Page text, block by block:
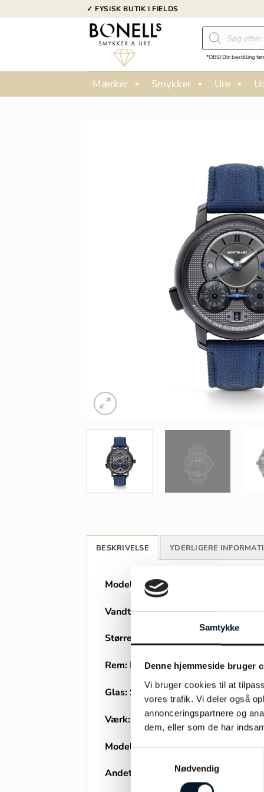
Samtykke
Denne hjemmeside bruger
Vi bruger cookies til at
vores trafik. Vi deler også
annonceringspartnere og
dem, eller som de har
Nødvendig
til
✓ FYSISK BUTIK I FIELDS
Products
search
*OBS! Din bestilling
Mærker Smykker Ure
BESKRIVELSE YDERLIGERE
Model: Montblanc Star Legacy
Vandtæthed:5ATM
Størrelse:
Rem: Læderrem
Glas: Safir
Værk: Automatik
Modelnummer:MB129763
Andet: Limiteret 1 ud af 500